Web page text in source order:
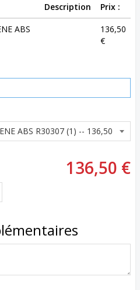
Description
Prix :
ABS
136,50
€
136,50 €